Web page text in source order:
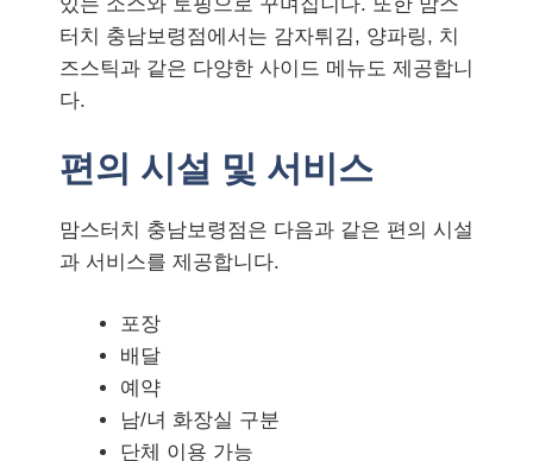
터치 충남보령점에서는 감자튀김, 양파링, 치
즈스틱과 같은 다양한 사이드 메뉴도 제공합니
다.
편의 시설 및 서비스
맘스터치 충남보령점은 다음과 같은 편의 시설
과 서비스를 제공합니다.
포장
배달
예약
남/녀 화장실 구분
단체 이용 가능